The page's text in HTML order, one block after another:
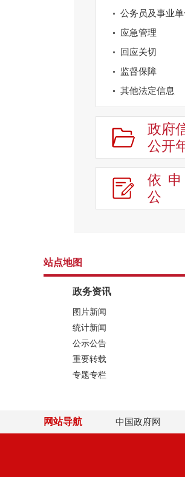
公务员及事业
应急管理
回应关切
监督保障
其他法定信息
政府
公开
依
公
站点地图
政务资讯
图片新闻
统计新闻
公示公告
重要转载
专题专栏
网站导航 中国政府网